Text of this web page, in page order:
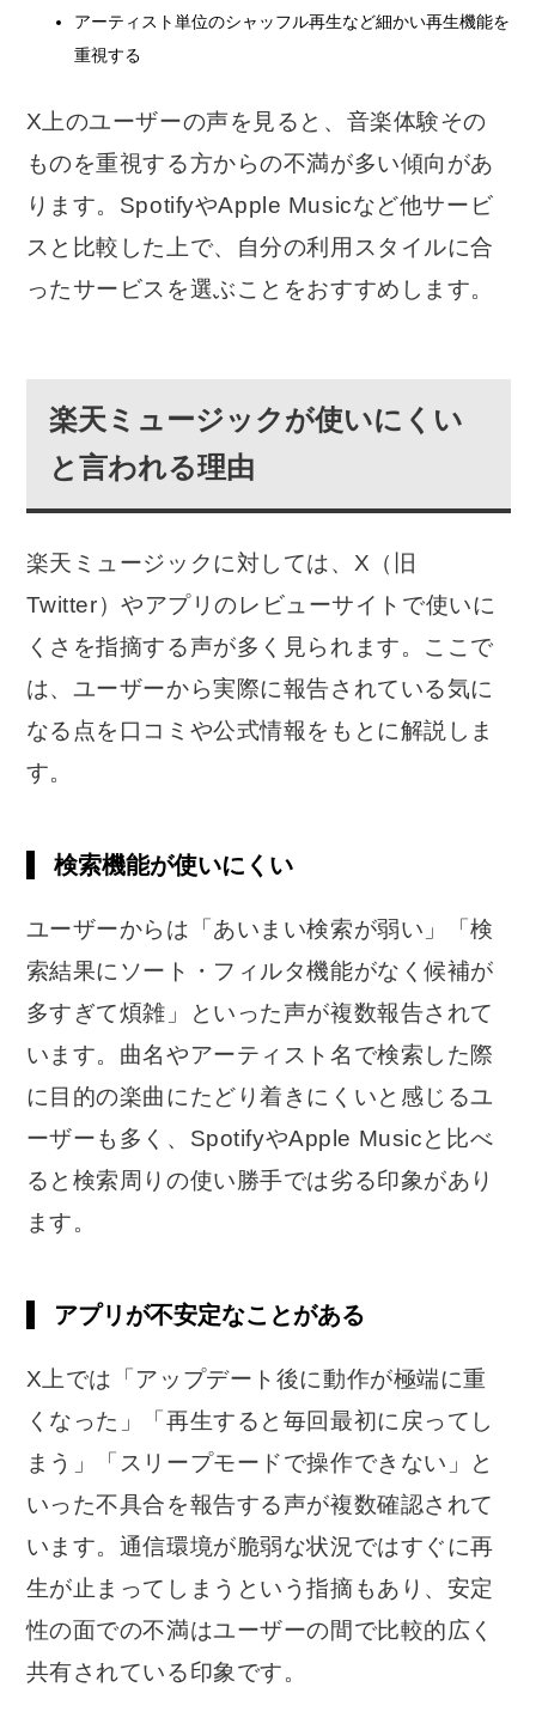
アーティスト単位のシャッフル再生など細かい再生機能を
重視する
X上のユーザーの声を見ると、音楽体験その
ものを重視する方からの不満が多い傾向があ
ります。SpotifyやApple Musicなど他サービ
スと比較した上で、自分の利用スタイルに合
ったサービスを選ぶことをおすすめします。
楽天ミュージックが使いにくい
と言われる理由
楽天ミュージックに対しては、X（旧
Twitter）やアプリのレビューサイトで使いに
くさを指摘する声が多く見られます。ここで
は、ユーザーから実際に報告されている気に
なる点を口コミや公式情報をもとに解説しま
す。
検索機能が使いにくい
ユーザーからは「あいまい検索が弱い」「検
索結果にソート・フィルタ機能がなく候補が
多すぎて煩雑」といった声が複数報告されて
います。曲名やアーティスト名で検索した際
に目的の楽曲にたどり着きにくいと感じるユ
ーザーも多く、SpotifyやApple Musicと比べ
ると検索周りの使い勝手では劣る印象があり
ます。
アプリが不安定なことがある
X上では「アップデート後に動作が極端に重
くなった」「再生すると毎回最初に戻ってし
まう」「スリープモードで操作できない」と
いった不具合を報告する声が複数確認されて
います。通信環境が脆弱な状況ではすぐに再
生が止まってしまうという指摘もあり、安定
性の面での不満はユーザーの間で比較的広く
共有されている印象です。